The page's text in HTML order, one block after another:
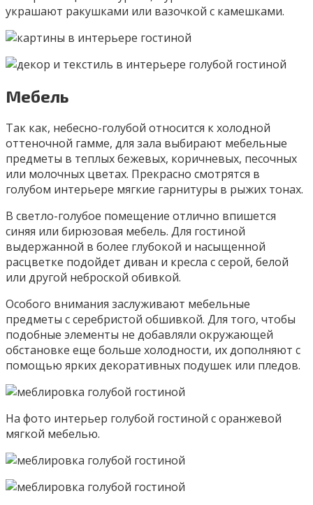
украшают ракушками или вазочкой с камешками.
Мебель
Так как, небесно-голубой относится к холодной
оттеночной гамме, для зала выбирают мебельные
предметы в теплых бежевых, коричневых, песочных
или молочных цветах. Прекрасно смотрятся в
голубом интерьере мягкие гарнитуры в рыжих тонах.
В светло-голубое помещение отлично впишется
синяя или бирюзовая мебель. Для гостиной
выдержанной в более глубокой и насыщенной
расцветке подойдет диван и кресла с серой, белой
или другой неброской обивкой.
Особого внимания заслуживают мебельные
предметы с серебристой обшивкой. Для того, чтобы
подобные элементы не добавляли окружающей
обстановке еще больше холодности, их дополняют с
помощью ярких декоративных подушек или пледов.
На фото интерьер голубой гостиной с оранжевой
мягкой мебелью.